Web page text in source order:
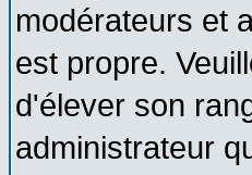
modérateurs et
est propre.
d'élever son
administrateur